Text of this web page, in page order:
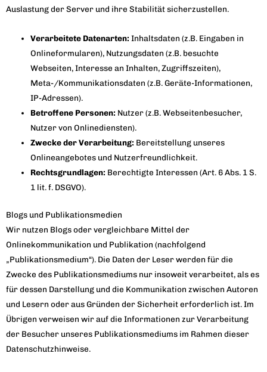
Auslastung der Server und ihre Stabilität sicherzustellen.
Verarbeitete Datenarten: Inhaltsdaten (z.B. Eingaben in
Onlineformularen), Nutzungsdaten (z.B. besuchte
Webseiten, Interesse an Inhalten, Zugriffszeiten),
Meta-/Kommunikationsdaten (z.B. Geräte-Informationen,
IP-Adressen).
Betroffene Personen: Nutzer (z.B. Webseitenbesucher,
Nutzer von Onlinediensten).
Zwecke der Verarbeitung: Bereitstellung unseres
Onlineangebotes und Nutzerfreundlichkeit.
Rechtsgrundlagen: Berechtigte Interessen (Art. 6 Abs. 1 S.
1 lit. f. DSGVO).
Blogs und Publikationsmedien
Wir nutzen Blogs oder vergleichbare Mittel der
Onlinekommunikation und Publikation (nachfolgend
„Publikationsmedium“). Die Daten der Leser werden für die
Zwecke des Publikationsmediums nur insoweit verarbeitet, als es
für dessen Darstellung und die Kommunikation zwischen Autoren
und Lesern oder aus Gründen der Sicherheit erforderlich ist. Im
Übrigen verweisen wir auf die Informationen zur Verarbeitung
der Besucher unseres Publikationsmediums im Rahmen dieser
Datenschutzhinweise.